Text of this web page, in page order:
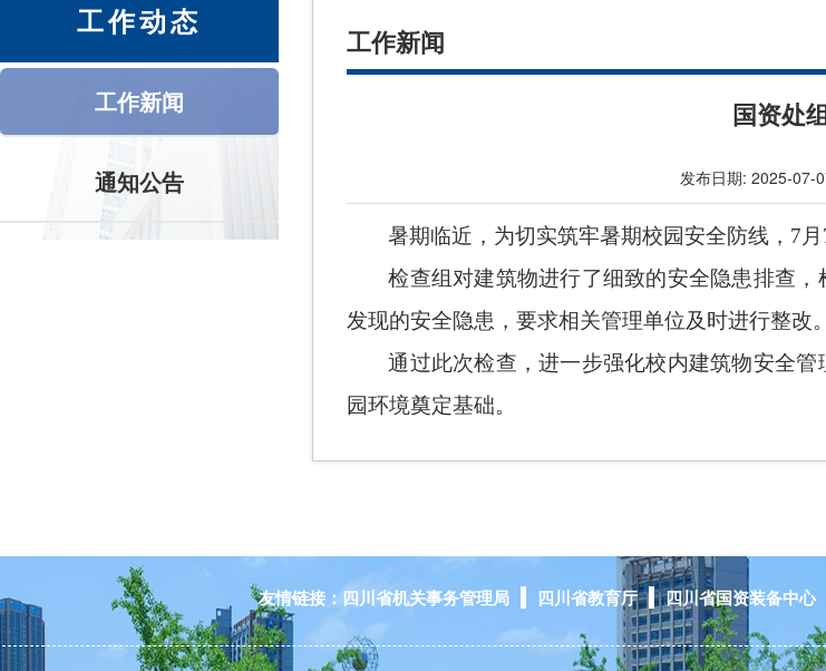
工作动态
工作新闻
通知公告
工作新闻
国资处
发布日期: 2025-07-
暑期临近，为切实筑牢暑期校园安全防线， 7 月
检查组对建筑物进行了细致的安全隐患排查
发现的安全隐患，要求相关管理单位及时进行整改。
通过此次检查，进一步强化校内建筑物安全
园环境奠定基础。
友情链接： 四川省机关事务管理局 四川省教育厅 四川省国资装备中心